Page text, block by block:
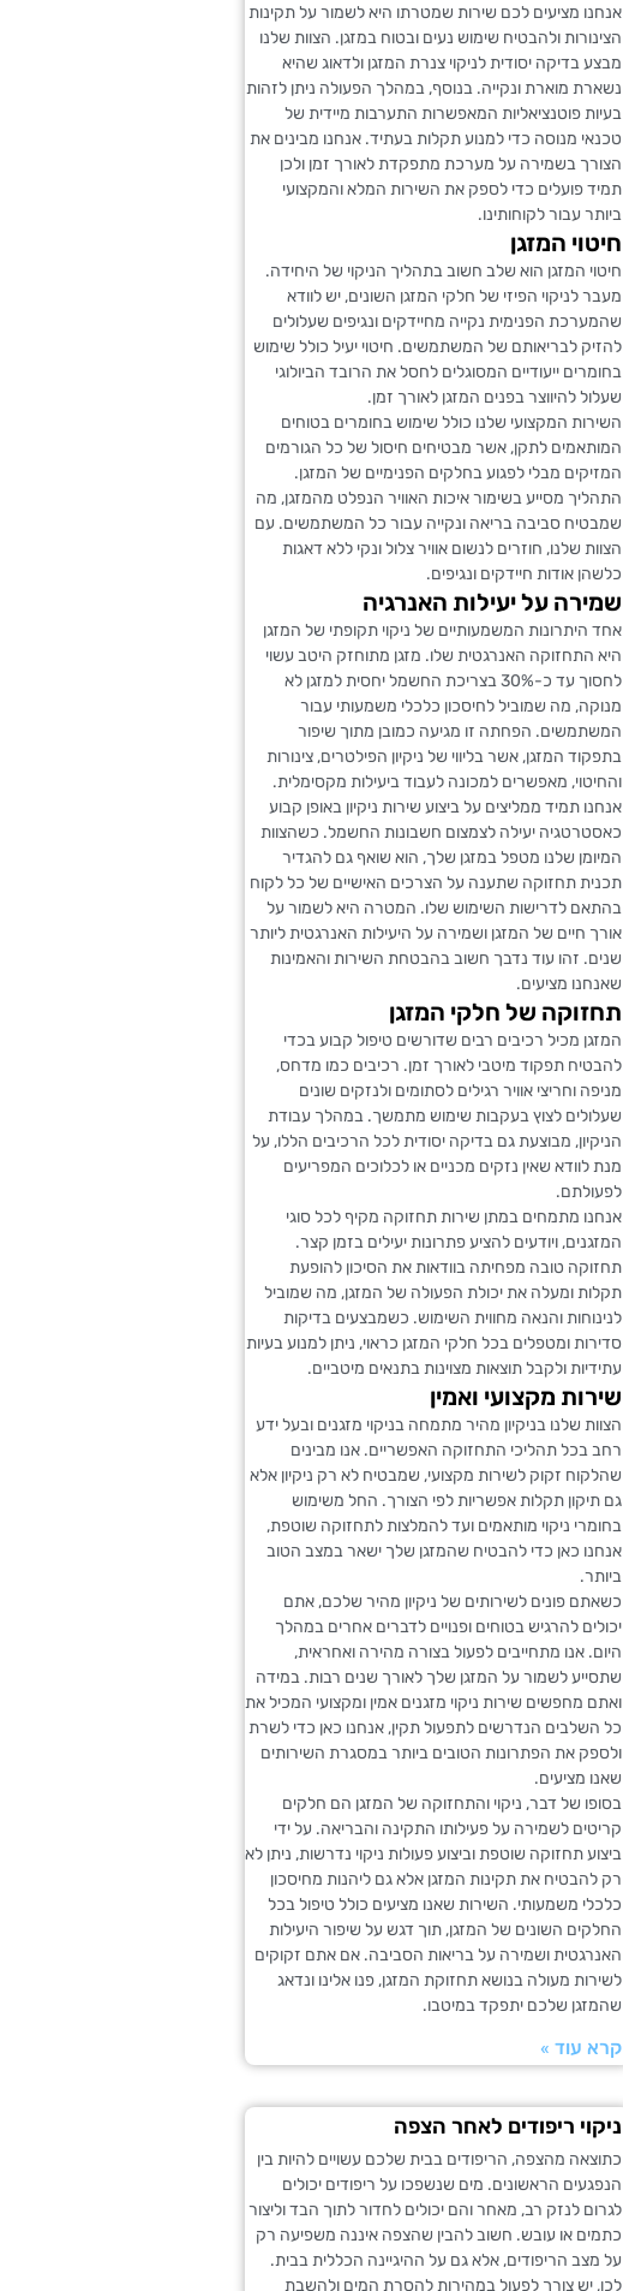
אנחנו מציעים לכם שירות שמטרתו היא לשמור על תקינות
הצינורות ולהבטיח שימוש נעים ובטוח במזגן. הצוות שלנו
מבצע בדיקה יסודית לניקוי צנרת המזגן ולדאוג שהיא
נשארת מוארת ונקייה. בנוסף, במהלך הפעולה ניתן לזהות
בעיות פוטנציאליות המאפשרות התערבות מיידית של
טכנאי מנוסה כדי למנוע תקלות בעתיד. אנחנו מבינים את
הצורך בשמירה על מערכת מתפקדת לאורך זמן ולכן
תמיד פועלים כדי לספק את השירות המלא והמקצועי
ביותר עבור לקוחותינו.
חיטוי המזגן
חיטוי המזגן הוא שלב חשוב בתהליך הניקוי של היחידה.
מעבר לניקוי הפיזי של חלקי המזגן השונים, יש לוודא
שהמערכת הפנימית נקייה מחיידקים ונגיפים שעלולים
להזיק לבריאותם של המשתמשים. חיטוי יעיל כולל שימוש
בחומרים ייעודיים המסוגלים לחסל את הרובד הביולוגי
שעלול להיווצר בפנים המזגן לאורך זמן.
השירות המקצועי שלנו כולל שימוש בחומרים בטוחים
המותאמים לתקן, אשר מבטיחים חיסול של כל הגורמים
המזיקים מבלי לפגוע בחלקים הפנימיים של המזגן.
התהליך מסייע בשימור איכות האוויר הנפלט מהמזגן, מה
שמבטיח סביבה בריאה ונקייה עבור כל המשתמשים. עם
הצוות שלנו, חוזרים לנשום אוויר צלול ונקי ללא דאגות
כלשהן אודות חיידקים ונגיפים.
שמירה על יעילות האנרגיה
אחד היתרונות המשמעותיים של ניקוי תקופתי של המזגן
היא התחזוקה האנרגטית שלו. מזגן מתוחזק היטב עשוי
לחסוך עד כ-30% בצריכת החשמל יחסית למזגן לא
מנוקה, מה שמוביל לחיסכון כלכלי משמעותי עבור
המשתמשים. הפחתה זו מגיעה כמובן מתוך שיפור
בתפקוד המזגן, אשר בליווי של ניקיון הפילטרים, צינורות
והחיטוי, מאפשרים למכונה לעבוד ביעילות מקסימלית.
אנחנו תמיד ממליצים על ביצוע שירות ניקיון באופן קבוע
כאסטרטגיה יעילה לצמצום חשבונות החשמל. כשהצוות
המיומן שלנו מטפל במזגן שלך, הוא שואף גם להגדיר
תכנית תחזוקה שתענה על הצרכים האישיים של כל לקוח
בהתאם לדרישות השימוש שלו. המטרה היא לשמור על
אורך חיים של המזגן ושמירה על היעילות האנרגטית ליותר
שנים. זהו עוד נדבך חשוב בהבטחת השירות והאמינות
שאנחנו מציעים.
תחזוקה של חלקי המזגן
המזגן מכיל רכיבים רבים שדורשים טיפול קבוע בכדי
להבטיח תפקוד מיטבי לאורך זמן. רכיבים כמו מדחס,
מניפה וחריצי אוויר רגילים לסתומים ולנזקים שונים
שעלולים לצוץ בעקבות שימוש מתמשך. במהלך עבודת
הניקיון, מבוצעת גם בדיקה יסודית לכל הרכיבים הללו, על
מנת לוודא שאין נזקים מכניים או לכלוכים המפריעים
לפעולתם.
אנחנו מתמחים במתן שירות תחזוקה מקיף לכל סוגי
המזגנים, ויודעים להציע פתרונות יעילים בזמן קצר.
תחזוקה טובה מפחיתה בוודאות את הסיכון להופעת
תקלות ומעלה את יכולת הפעולה של המזגן, מה שמוביל
לנינוחות והנאה מחווית השימוש. כשמבצעים בדיקות
סדירות ומטפלים בכל חלקי המזגן כראוי, ניתן למנוע בעיות
עתידיות ולקבל תוצאות מצוינות בתנאים מיטביים.
שירות מקצועי ואמין
הצוות שלנו בניקיון מהיר מתמחה בניקוי מזגנים ובעל ידע
רחב בכל תהליכי התחזוקה האפשריים. אנו מבינים
שהלקוח זקוק לשירות מקצועי, שמבטיח לא רק ניקיון אלא
גם תיקון תקלות אפשריות לפי הצורך. החל משימוש
בחומרי ניקוי מותאמים ועד להמלצות לתחזוקה שוטפת,
אנחנו כאן כדי להבטיח שהמזגן שלך ישאר במצב הטוב
ביותר.
כשאתם פונים לשירותים של ניקיון מהיר שלכם, אתם
יכולים להרגיש בטוחים ופנויים לדברים אחרים במהלך
היום. אנו מתחייבים לפעול בצורה מהירה ואחראית,
שתסייע לשמור על המזגן שלך לאורך שנים רבות. במידה
ואתם מחפשים שירות ניקוי מזגנים אמין ומקצועי המכיל את
כל השלבים הנדרשים לתפעול תקין, אנחנו כאן כדי לשרת
ולספק את הפתרונות הטובים ביותר במסגרת השירותים
שאנו מציעים.
בסופו של דבר, ניקוי והתחזוקה של המזגן הם חלקים
קריטים לשמירה על פעילותו התקינה והבריאה. על ידי
ביצוע תחזוקה שוטפת וביצוע פעולות ניקוי נדרשות, ניתן לא
רק להבטיח את תקינות המזגן אלא גם ליהנות מחיסכון
כלכלי משמעותי. השירות שאנו מציעים כולל טיפול בכל
החלקים השונים של המזגן, תוך דגש על שיפור היעילות
האנרגטית ושמירה על בריאות הסביבה. אם אתם זקוקים
לשירות מעולה בנושא תחזוקת המזגן, פנו אלינו ונדאג
שהמזגן שלכם יתפקד במיטבו.
קרא עוד »
ניקוי ריפודים לאחר הצפה
כתוצאה מהצפה, הריפודים בבית שלכם עשויים להיות בין
הנפגעים הראשונים. מים שנשפכו על ריפודים יכולים
לגרום לנזק רב, מאחר והם יכולים לחדור לתוך הבד וליצור
כתמים או עובש. חשוב להבין שהצפה איננה משפיעה רק
על מצב הריפודים, אלא גם על ההיגיינה הכללית בבית.
לכן, יש צורך לפעול במהירות להסרת המים ולהשבת